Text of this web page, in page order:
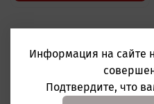
Информация на сайте
Подтвердите, что